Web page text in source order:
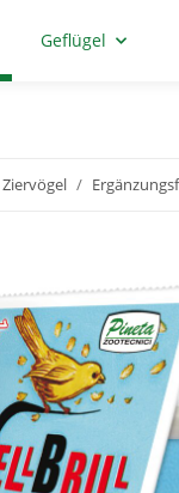
Geflügel
Ziervögel